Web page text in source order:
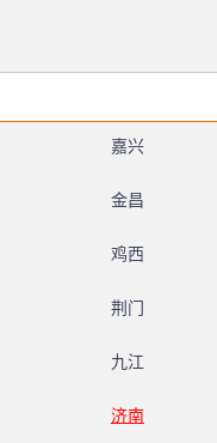
嘉兴
金昌
鸡西
荆门
九江
济南